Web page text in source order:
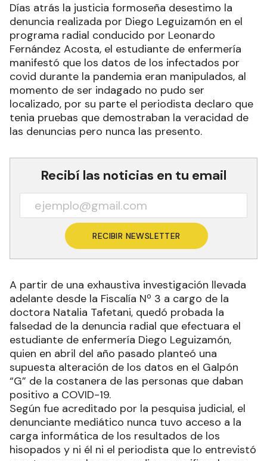
Días atrás la justicia formoseña desestimo la
denuncia realizada por Diego Leguizamón en el
programa radial conducido por Leonardo
Fernández Acosta, el estudiante de enfermería
manifestó que los datos de los infectados por
covid durante la pandemia eran manipulados, al
momento de ser indagado no pudo ser
localizado, por su parte el periodista declaro que
tenia pruebas que demostraban la veracidad de
las denuncias pero nunca las presento.
Recibí las noticias en tu email
RECIBIR NEWSLETTER
A partir de una exhaustiva investigación llevada
adelante desde la Fiscalía Nº 3 a cargo de la
doctora Natalia Tafetani, quedó probada la
falsedad de la denuncia radial que efectuara el
estudiante de enfermería Diego Leguizamón,
quien en abril del año pasado planteó una
supuesta alteración de los datos en el Galpón
“G” de la costanera de las personas que daban
positivo a COVID-19.
Según fue acreditado por la pesquisa judicial, el
denunciante mediático nunca tuvo acceso a la
carga informática de los resultados de los
hisopados y ni él ni el periodista que lo entrevistó